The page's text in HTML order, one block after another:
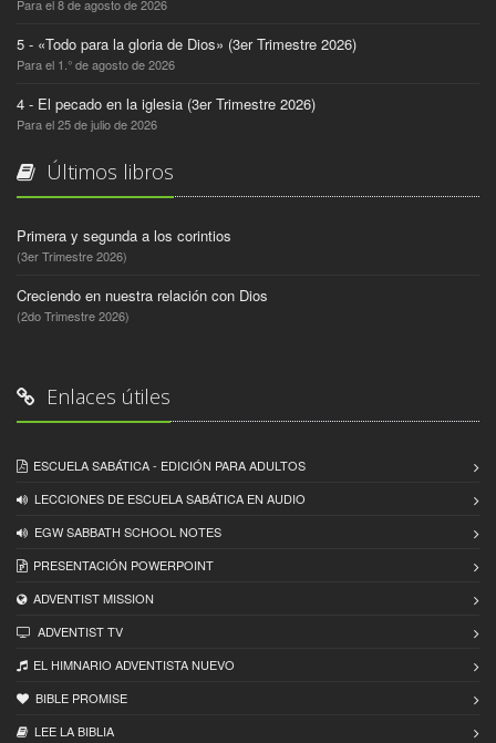
Para el 8 de agosto de 2026
5 - «Todo para la gloria de Dios» (3er Trimestre 2026)
Para el 1.° de agosto de 2026
4 - El pecado en la iglesia (3er Trimestre 2026)
Para el 25 de julio de 2026
Últimos libros
Primera y segunda a los corintios
(3er Trimestre 2026)
Creciendo en nuestra relación con Dios
(2do Trimestre 2026)
Enlaces útiles
ESCUELA SABÁTICA - EDICIÓN PARA ADULTOS
LECCIONES DE ESCUELA SABÁTICA EN AUDIO
EGW SABBATH SCHOOL NOTES
PRESENTACIÓN POWERPOINT
ADVENTIST MISSION
ADVENTIST TV
EL HIMNARIO ADVENTISTA NUEVO
BIBLE PROMISE
LEE LA BIBLIA